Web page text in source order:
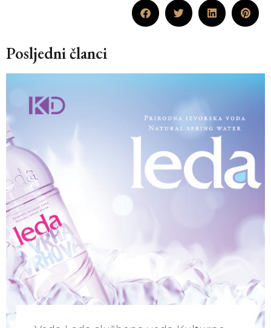
Posljedni članci